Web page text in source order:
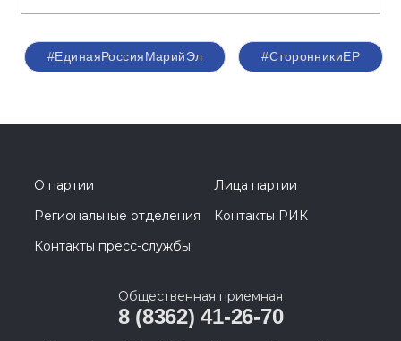
#ЕдинаяРоссияМарийЭл #СторонникиЕР
О партии
Лица партии
Региональные отделения
Контакты РИК
Контакты пресс-службы
Общественная приемная
8 (8362) 41-26-70